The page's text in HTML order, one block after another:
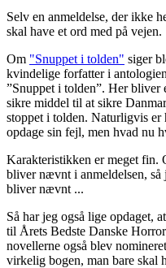
Selv en anmeldelse, der ikke
skal have et ord med på vejen.
Om "Snuppet i tolden" siger
kvindelige forfatter i
”Snuppet i tolden”. Her bliver
sikre middel til at sikre
stoppet i tolden. Naturligvis er
opdage sin fejl, men hvad nu
Karakteristikken er meget fin.
bliver nævnt i anmeldelsen, så
bliver nævnt ...
Så har jeg også lige opdaget, at
til Årets Bedste Danske
novellerne også blev
virkelig bogen, man bare skal